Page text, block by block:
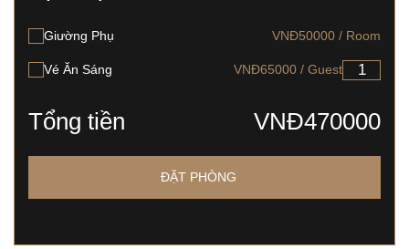
Giường Phụ VNĐ50000 / Room
Vé Ăn Sáng VNĐ65000 / Guest
Tổng tiền VNĐ470000
ĐẶT PHÒNG